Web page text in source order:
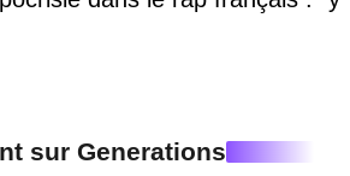
sur Generations